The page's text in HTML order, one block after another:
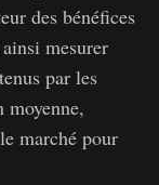
des bénéfices
mesurer
par les
moyenne,
marché pour